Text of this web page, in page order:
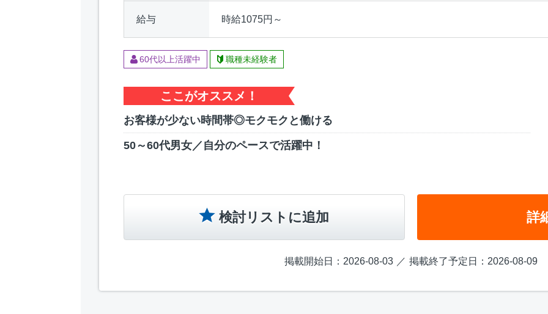
給与 時給1075円～
60代以上活躍中 職種未経験者
ここがオススメ！
お客様が少ない時間帯◎モクモクと働ける
50～60代男女／自分のペースで活躍中！
検討リストに追加 詳
掲載開始日：2026-08-03 掲載終了予定日：2026-08-09